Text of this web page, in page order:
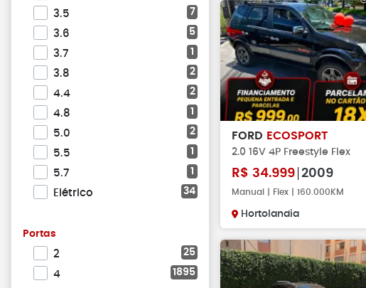
7
3.5
5
3.6
1
3.7
2
3.8
2
4.4
1
4.8
2
5.0
1
5.5
1
5.7
34
Elétrico
Portas
25
2
1895
4
FORD ECOSPORT
2.0 16V 4P Freestyle Flex
R$ 34.999 2009
Manual | Flex | 160.000KM
Hortolandia